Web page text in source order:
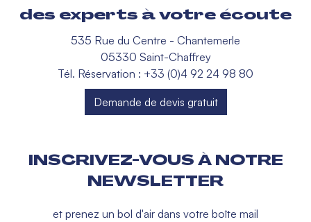
des experts à votre écoute
535 Rue du Centre - Chantemerle
05330 Saint-Chaffrey
Tél. Réservation : +33 (0)4 92 24 98 80
Demande de devis gratuit
INSCRIVEZ-VOUS À NOTRE
NEWSLETTER
et prenez un bol d'air dans votre boîte mail